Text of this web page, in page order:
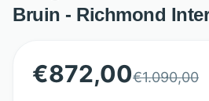
Bruin - Richmond
€872,00€1.090,00